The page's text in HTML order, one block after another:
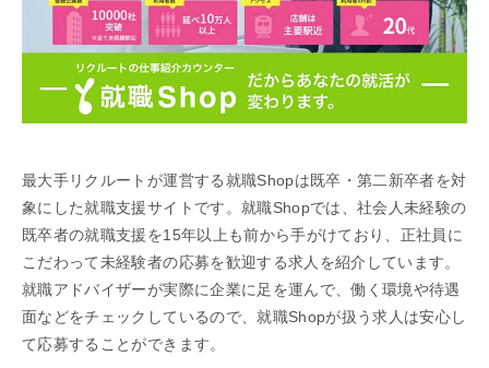
最大手リクルートが運営する就職Shopは既卒・第二新卒者を対
象にした就職支援サイトです。就職Shopでは、社会人未経験の
既卒者の就職支援を15年以上も前から手がけており、正社員に
こだわって未経験者の応募を歓迎する求人を紹介しています。
就職アドバイザーが実際に企業に足を運んで、働く環境や待遇
面などをチェックしているので、就職Shopが扱う求人は安心し
て応募することができます。